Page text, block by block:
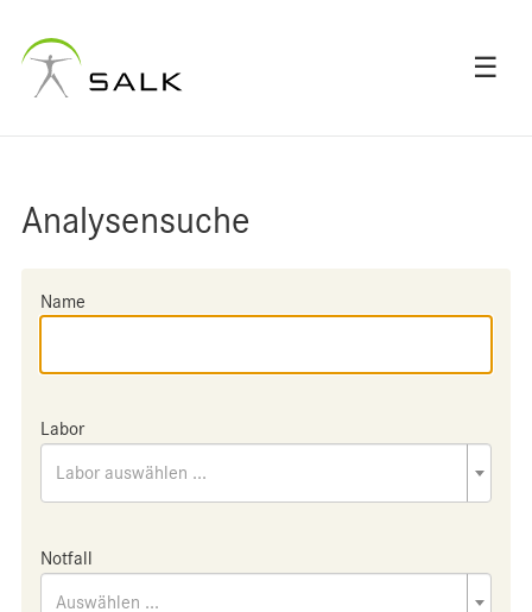
☰
Analysensuche
Name
Labor
Labor auswählen ...
Notfall
Auswählen ...